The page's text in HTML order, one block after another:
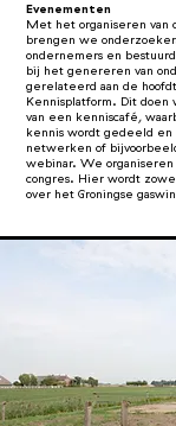
Evenementen
Met het organiseren van
brengen we
ondernemers en
bij het genereren van
gerelateerd aan de
Kennisplatform. Dit doen
van een kenniscafé,
kennis wordt gedeeld
netwerken of
webinar. We
congres. Hier wordt
over het Groningse